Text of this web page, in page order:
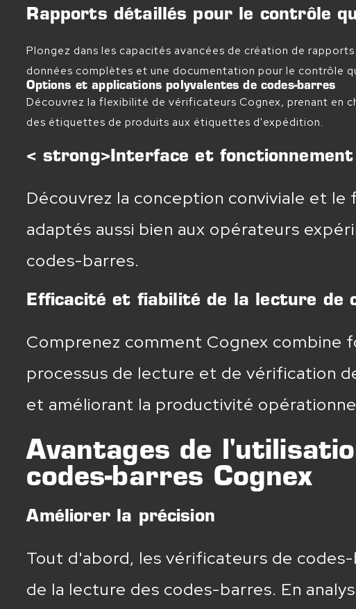
Rapports détaillés pour le contrôle
Plongez dans les capacités avancées de création de
données complètes et une documentation pour le contrôle
Options et applications polyvalentes de codes-barres
Découvrez la flexibilité de vérificateurs Cognex, prenant en
des étiquettes de produits aux étiquettes d'expédition.
< strong>Interface et fonctionnement
Découvrez la conception conviviale et
adaptés aussi bien aux opérateurs
codes-barres.
Efficacité et fiabilité de la lecture de
Comprenez comment Cognex combine
processus de lecture et de vérification
et améliorant la productivité
Avantages de
codes-barres Cognex
Améliorer la précision
Tout d'abord, les vérificateurs de
de la lecture des codes-barres. En